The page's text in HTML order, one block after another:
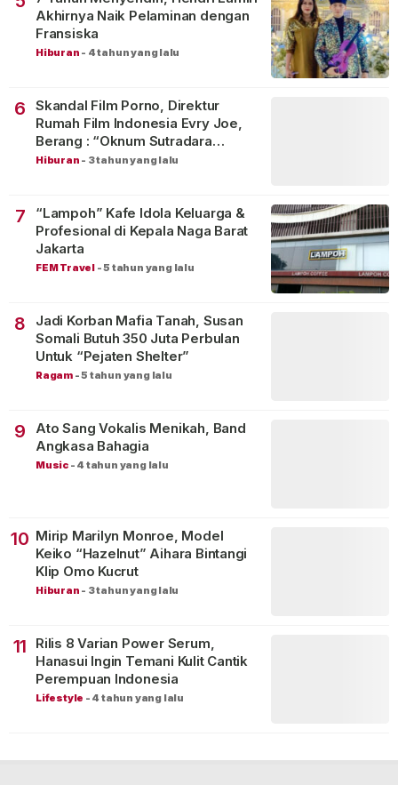
Akhirnya Naik Pelaminan dengan
Fransiska
Hiburan - 4 tahun yang lalu
6
Skandal Film Porno, Direktur
Rumah Film Indonesia Evry Joe,
Berang : “Oknum Sutradara
Merusak Perfilman Indonesia”!
Hiburan - 3 tahun yang lalu
7
“Lampoh” Kafe Idola Keluarga &
Profesional di Kepala Naga Barat
Jakarta
FEM Travel -5 tahun yang lalu
8
Jadi Korban Mafia Tanah, Susan
Somali Butuh 350 Juta Perbulan
Untuk “Pejaten Shelter”
Ragam -5 tahun yang lalu
9
Ato Sang Vokalis Menikah, Band
Angkasa Bahagia
Music - 4 tahun yang lalu
10 Mirip Marilyn Monroe, Model
Keiko “Hazelnut” Aihara Bintangi
Klip Omo Kucrut
Hiburan - 3 tahun yang lalu
11
Rilis 8 Varian Power Serum,
Hanasui Ingin Temani Kulit Cantik
Perempuan Indonesia
Lifestyle - 4 tahun yang lalu